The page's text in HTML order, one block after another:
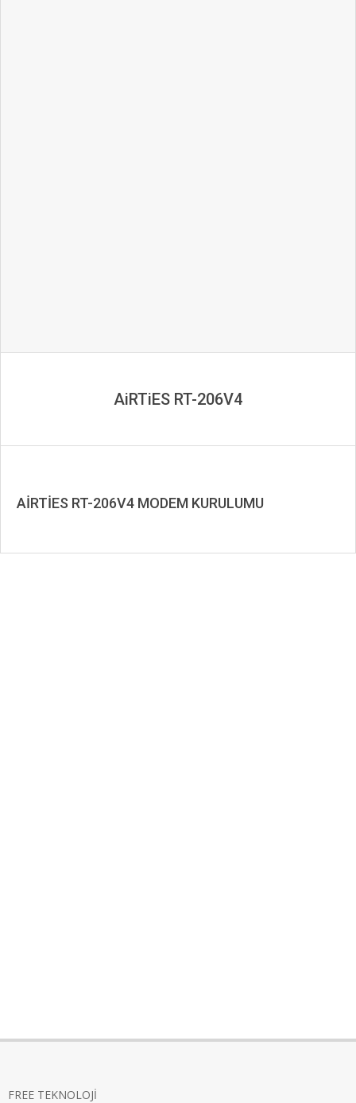
AiRTiES RT-206V4
AİRTİES RT-206V4 MODEM KURULUMU
FREE TEKNOLOJİ